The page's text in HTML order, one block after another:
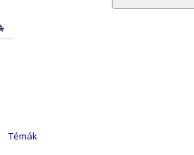
Témák